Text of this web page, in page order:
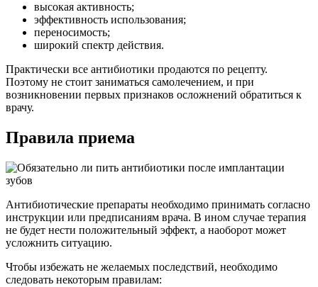
высокая активность;
эффективность использования;
переносимость;
широкий спектр действия.
Практически все антибиотики продаются по рецепту.
Поэтому не стоит заниматься самолечением, и при
возникновении первых признаков осложнений обратиться к
врачу.
Правила приема
Антибиотические препараты необходимо принимать согласно
инструкции или предписаниям врача. В ином случае терапия
не будет нести положительный эффект, а наоборот может
усложнить ситуацию.
Чтобы избежать не желаемых последствий, необходимо
следовать некоторым правилам: